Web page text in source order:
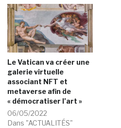
Le Vatican va créer une
galerie virtuelle
associant NFT et
metaverse afin de
« démocratiser l’art »
06/05/2022
Dans "ACTUALITÉS"